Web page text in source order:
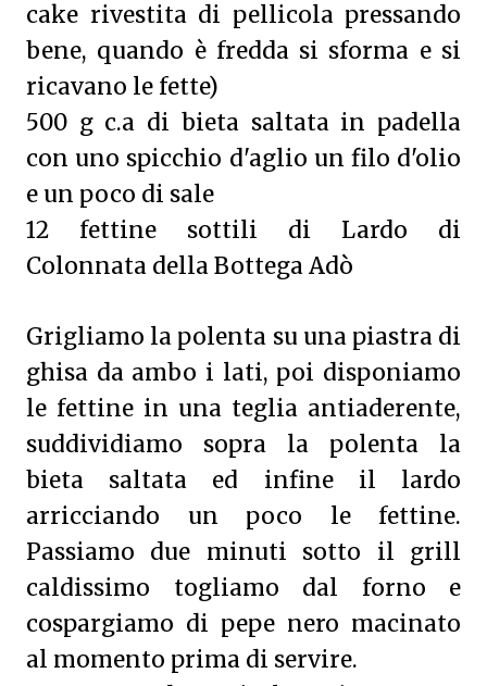
cake rivestita di pellicola pressando
bene, quando è fredda si sforma e si
ricavano le fette)
500 g c.a di bieta saltata in padella
con uno spicchio d'aglio un filo d'olio
e un poco di sale
12 fettine sottili di Lardo di
Colonnata della Bottega Adò
Grigliamo la polenta su una piastra di
ghisa da ambo i lati, poi disponiamo
le fettine in una teglia antiaderente,
suddividiamo sopra la polenta la
bieta saltata ed infine il lardo
arricciando un poco le fettine.
Passiamo due minuti sotto il grill
caldissimo togliamo dal forno e
cospargiamo di pepe nero macinato
al momento prima di servire.